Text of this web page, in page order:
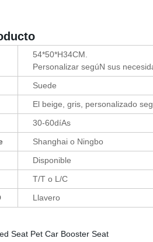
54*50*H34CM.
Personalizar segúN sus
Suede
El beige, gris, personalizado
30-60díAs
Shanghai o Ningbo
Disponible
T/T o L/C
Llavero